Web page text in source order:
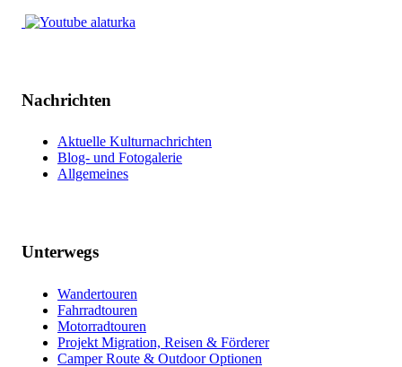
Nachrichten
Aktuelle Kulturnachrichten
Blog- und Fotogalerie
Allgemeines
Unterwegs
Wandertouren
Fahrradtouren
Motorradtouren
Projekt Migration, Reisen & Förderer
Camper Route & Outdoor Optionen